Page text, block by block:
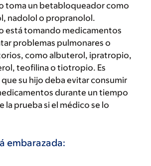
toma un betabloqueador como
nadolol o propranolol.
está tomando medicamentos
problemas pulmonares o
como albuterol, ipratropio,
teofilina o tiotropio. Es
su hijo deba evitar consumir
durante un tiempo
la prueba si el médico se lo
embarazada: